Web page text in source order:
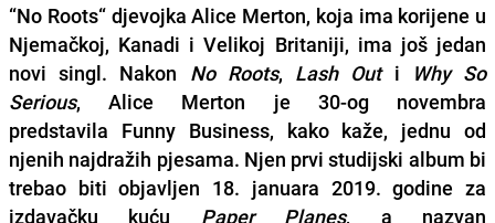
“No Roots“ djevojkaAlice Merton, koja ima korijene u
Njemačkoj, Kanadi i Velikoj Britaniji, ima još jedan
novi singl. Nakon No Roots, Lash Outi
Why So
Serious,Alice Merton je 30-og novembra
predstavila Funny Business, kako kaže, jednu od
njenih najdražih pjesama. Njen prvi studijski album bi
trebao biti objavljen 18. januara 2019. godine za
izdavačku kuću Paper Planes, a nazvan